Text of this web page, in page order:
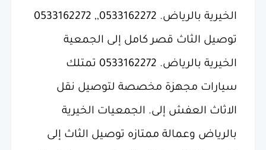
الخيرية بالرياض. 0533162272,, 0533162272
توصيل الثاث قصر كامل إلى الجمعية
الخيرية بالرياض. 0533162272 تمتلك
سيارات مجهزة مخصصة لتوصيل نقل
الاثاث العفش إلى. الجمعيات الخيرية
بالرياض وعمالة ممتازه توصيل الثاث إلى